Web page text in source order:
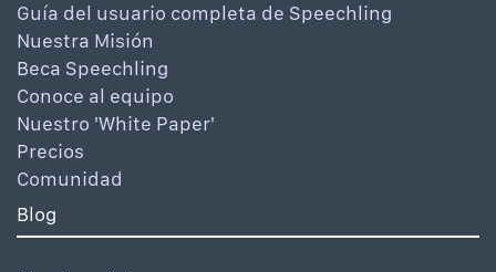
Guía del usuario completa de Speechling
Nuestra Misión
Beca Speechling
Conoce al equipo
Nuestro 'White Paper'
Precios
Comunidad
Blog